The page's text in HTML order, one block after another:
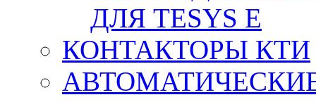
ДЛЯ TESYS E
КОНТАКТОРЫ КТИ